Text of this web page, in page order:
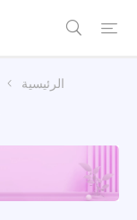
الرئيسية